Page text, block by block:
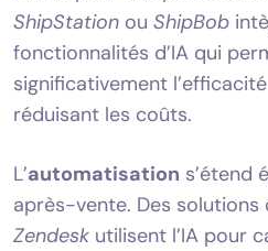
ShipStation ou ShipBob
fonctionnalités d’IA qui
significativement
réduisant les coûts.
L’automatisation s’étend
après-vente. Des solutions
Zendesk utilisent l’IA pour